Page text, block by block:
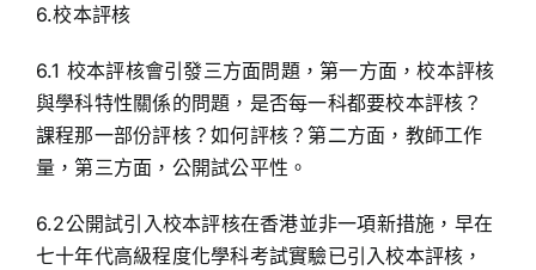
6.校本評核
6.1 校本評核會引發三方面問題，第一方面，校本評核
與學科特性關係的問題，是否每一科都要校本評核？
課程那一部份評核？如何評核？第二方面，教師工作
量，第三方面，公開試公平性。
6.2公開試引入校本評核在香港並非一項新措施，早在
七十年代高級程度化學科考試實驗已引入校本評核，